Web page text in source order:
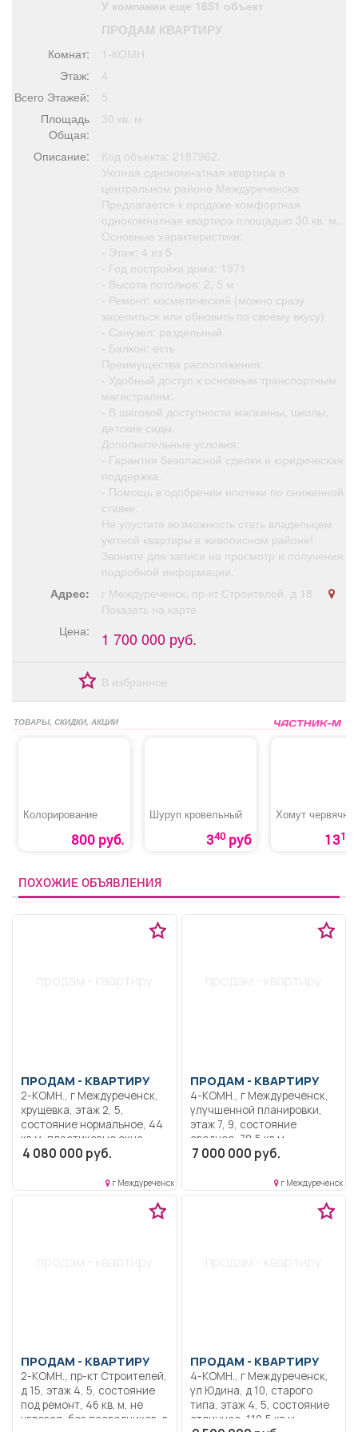
Обучение Проекты
Товары
Я - пенсионер
У компании еще 1851 объект
ПРОДАМ КВАРТИРУ
Комнат:
1-КОМН.
Этаж:
4
Всего Этажей:
5
Площадь
Общая:
30 кв. м
Описание:
Код объекта: 2187962.
Уютная однокомнатная квартира в
центральном районе Междуреченска
Предлагается к продаже комфортная
однокомнатная квартира площадью 30 кв. м.
Основные характеристики:
- Этаж: 4 из 5
- Год постройки дома: 1971
- Высота потолков: 2, 5 м
- Ремонт: косметический (можно сразу
заселиться или обновить по своему вкусу)
- Санузел: раздельный
- Балкон: есть
Преимущества расположения:
- Удобный доступ к основным транспортным
магистралям.
- В шаговой доступности магазины, школы,
детские сады.
Дополнительные условия:
- Гарантия безопасной сделки и юридическая
поддержка.
- Помощь в одобрении ипотеки по сниженной
ставке.
Не упустите возможность стать владельцем
уютной квартиры в живописном районе!
Звоните для записи на просмотр и получения
подробной информации.
Адрес:
г Междуреченск, пр-кт Строителей, д 18
Показать на карте
Цена:
1 700 000 руб.
В избранное
ТОВАРЫ, СКИДКИ, АКЦИИ
Колорирование
800 руб.
Шуруп кровельный
340руб
Хомут
1310
ПОХОЖИЕ ОБЪЯВЛЕНИЯ
продам - квартиру
ПРОДАМ - КВАРТИРУ
2-КОМН., г Междуреченск,
хрущевка, этаж 2, 5,
состояние нормальное, 44
кв.м, пластиковые окна,
застекленный балкон, не
торг, тёплая, соседи
хорошие. Рядом садик
4 080 000 руб.
г Междуреченск
продам - квартиру
ПРОДАМ - КВАРТИРУ
4-КОМН., г Междуреченск,
улучшенной планировки,
этаж 7, 9, состояние
среднее, 78,5 кв.м,
пластиковые окна,
угловая, без посредников,
торг, квартира теплая, три
балкона, 1 застеклен, на
хорошем состоянии, новый
выход на сделку.
Документы готовы.
7 000 000 руб.
г Междуреченск
продам - квартиру
ПРОДАМ - КВАРТИРУ
2-КОМН., пр-кт Строителей,
д 15, этаж 4, 5, состояние
под ремонт, 46 кв. м, не
угловая, без посредников, в
продам - квартиру
ПРОДАМ - КВАРТИРУ
4-КОМН., г Междуреченск,
ул Юдина, д 10, старого
типа, этаж 4, 5, состояние
отличное, 110,5 кв.м,